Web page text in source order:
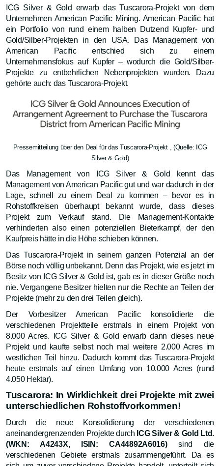
ICG Silver & Gold erwarb das Tuscarora-Projekt von dem
Unternehmen American Pacific Mining. American Pacific hat
ein Portfolio von rund einem halben Dutzend Kupfer- und
Gold/Silber-Projekten in den USA. Das Management von
American Pacific entschied sich zu einem
Unternehmensfokus auf Kupfer – wodurch die Gold/Silber-
Projekte zu entbehrlichen Nebenprojekten wurden. Dazu
gehörte auch: das Tuscarora-Projekt.
Pressemitteilung über den Deal für das Tuscarora-Projekt , (Quelle: ICG
Silver & Gold)
Das Management von ICG Silver & Gold kennt das
Management von American Pacific gut und war dadurch in der
Lage, schnell zu einem Deal zu kommen – bevor es in
Rohstoffkreisen überhaupt bekannt wurde, dass dieses
Projekt zum Verkauf stand. Die Management-Kontakte
verhinderten also einen potenziellen Bieterkampf, der den
Kaufpreis hätte in die Höhe schieben können.
Das Tuscarora-Projekt in seinem ganzen Potenzial an der
Börse noch völlig unbekannt. Denn das Projekt, wie es jetzt im
Besitz von ICG Silver & Gold ist, gab es in dieser Größe noch
nie. Vergangene Besitzer hielten nur die Rechte an Teilen der
Projekte (mehr zu den drei Teilen gleich).
Der Vorbesitzer American Pacific konsolidierte die
verschiedenen Projektteile erstmals in einem Projekt von
8.000 Acres. ICG Silver & Gold erwarb dann dieses neue
Projekt und kaufte selbst noch mal weitere 2.000 Acres im
westlichen Teil hinzu. Dadurch kommt das Tuscarora-Projekt
heute erstmals auf einen Umfang von 10.000 Acres (rund
4.050 Hektar).
Tuscarora: In Wirklichkeit drei Projekte mit zwei
unterschiedlichen Rohstoffvorkommen!
Durch die neue Konsolidierung der verschiedenen
aneinandergrenzenden Projekte durch ICG Silver & Gold Ltd.
(WKN: A4243X, ISIN: CA44892A6016)sind die
verschiedenen Gebiete erstmals zusammengeführt. Da es